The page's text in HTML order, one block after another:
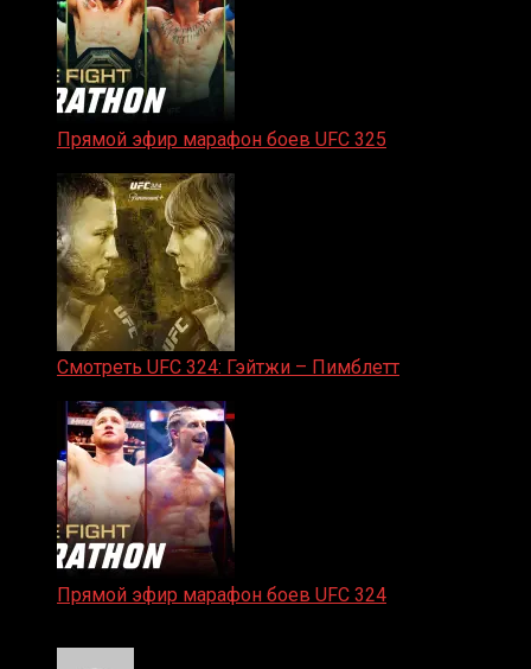
Прямой эфир марафон боев UFC 325
Смотреть UFC 324: Гэйтжи – Пимблетт
Прямой эфир марафон боев UFC 324